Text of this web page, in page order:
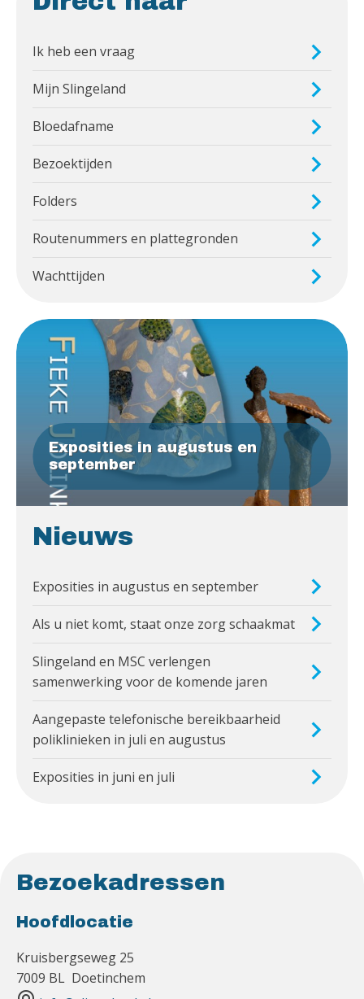
Ik heb een vraag
Mijn Slingeland
Bloedafname
Bezoektijden
Folders
Routenummers en plattegronden
Wachttijden
Exposities in augustus en
september
Nieuws
Exposities in augustus en september
Als u niet komt, staat onze zorg schaakmat
Slingeland en MSC verlengen
samenwerking voor de komende jaren
Aangepaste telefonische bereikbaarheid
poliklinieken in juli en augustus
Exposities in juni en juli
Bezoekadressen
Hoofdlocatie
Kruisbergseweg 25
7009 BL Doetinchem